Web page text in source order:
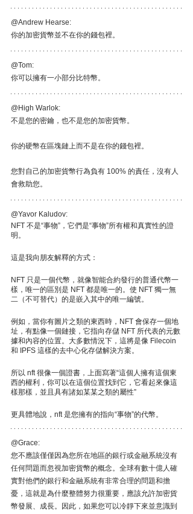
@Andrew Hearse:
你的加密貨幣並不在你的錢包裡。
@Tom:
你可以擁有一小部分比特幣。
@High Warlok:
不是您的密鑰，也不是您的加密貨幣。
你的硬幣在區塊鏈上而不是在你的錢包裡。
您對自己的加密貨幣行為負有 100% 的責任，沒有人
會救助您。
@Yavor Kaludov:
NFT 不是“事物”，它們是“事物”所有權和真實性的證
明。
這是我向朋友解釋的方式：
NFT 只是一個代幣，就像智能​​合約發行的普通代幣一
樣，唯一的區別是 NFT 都是唯一的。使 NFT 獨一無
二（不可替代）的是嵌入其中的唯一編號。
例如，當你有圖片之類的東西時，NFT 會保存一個地
址，有點像一個鏈接，它指向存儲 NFT 所代表的元數
據和內容的位置。大多數情況下，這將是像 Filecoin
和 IPFS 這樣的去中心化存儲解決方案。
所以 nft 很像一個證書，上面寫著“這個人擁有這個東
西的權利，你可以在這個位置找到它，它看起來像這
樣那樣，並且具有諸如某某之類的屬性”
更具體地說，nft 是您擁有的指向“事物”的代幣。
@Grace:
您不應該僅僅因為您所在地區的銀行或金融系統沒有
任何問題而忽視加密貨幣的概念。全球有數十億人確
實對他們的銀行和金融系統有非常合理的問題和擔
憂，這就是為什麼整體努力很重要，應該允許加密貨
幣發展、成長。因此，如果您可以冷靜下來並意識到